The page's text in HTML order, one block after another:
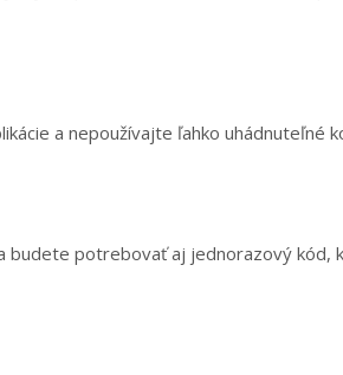
a nepoužívajte ľahko uhádnuteľné
potrebovať aj jednorazový kód,